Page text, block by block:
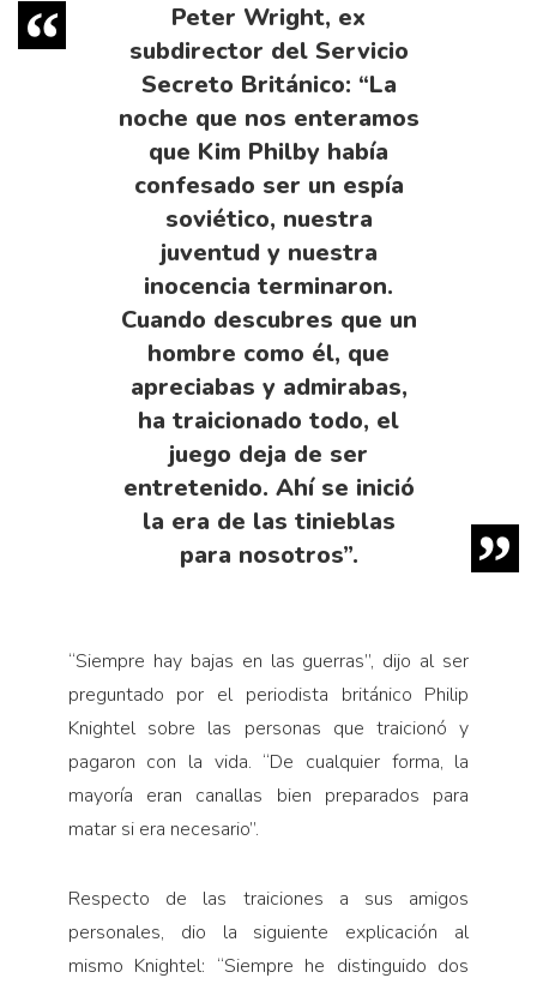
Peter Wright, ex
subdirector del Servicio
Secreto Británico: “La
noche que nos enteramos
que Kim Philby había
confesado ser un espía
soviético, nuestra
juventud y nuestra
inocencia terminaron.
Cuando descubres que un
hombre como él, que
apreciabas y admirabas,
ha traicionado todo, el
juego deja de ser
entretenido. Ahí se inició
la era de las tinieblas
para nosotros”.
“Siempre hay bajas en las guerras”, dijo al ser
preguntado por el periodista británico Philip
Knightel sobre las personas que traicionó y
pagaron con la vida. “De cualquier forma, la
mayoría eran canallas bien preparados para
matar si era necesario”.
Respecto de las traiciones a sus amigos
personales, dio la siguiente explicación al
mismo Knightel: “Siempre he distinguido dos